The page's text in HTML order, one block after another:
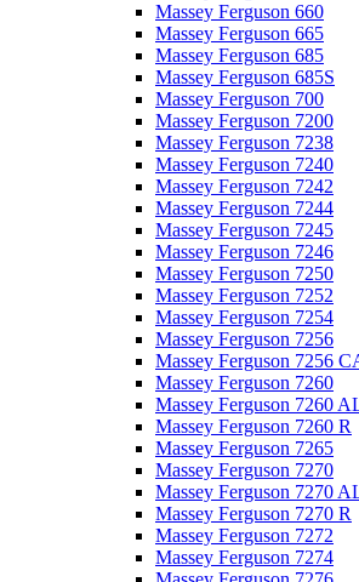
Massey Ferguson 660
Massey Ferguson 665
Massey Ferguson 685
Massey Ferguson 685S
Massey Ferguson 700
Massey Ferguson 7200
Massey Ferguson 7238
Massey Ferguson 7240
Massey Ferguson 7242
Massey Ferguson 7244
Massey Ferguson 7245
Massey Ferguson 7246
Massey Ferguson 7250
Massey Ferguson 7252
Massey Ferguson 7254
Massey Ferguson 7256
Massey Ferguson 7256
Massey Ferguson 7260
Massey Ferguson 7260
Massey Ferguson 7260 R
Massey Ferguson 7265
Massey Ferguson 7270
Massey Ferguson 7270
Massey Ferguson 7270 R
Massey Ferguson 7272
Massey Ferguson 7274